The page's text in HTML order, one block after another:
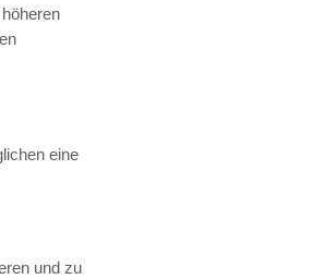
eine
und zu